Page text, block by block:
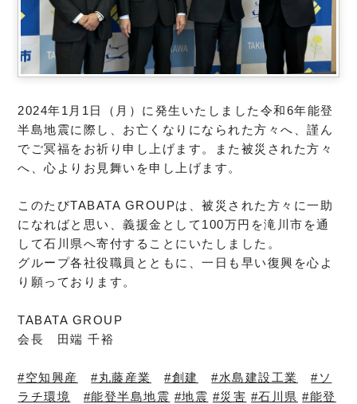
2024年1月1日（月）に発生いたしました令和6年能登
半島地震に際し、お亡くなりになられた方々へ、謹ん
でご冥福をお祈り申し上げます。また被災された方々
へ、心よりお見舞いを申し上げます。
このたびTABATA GROUPは、被災された方々に一助
になればと思い、義援金として100万円を滝川市を通
して石川県へ寄付することにいたしました。
グループ各社役職員とともに、一日も早い復興を心よ
り願っております。
TABATA GROUP
会長 田端 千裕
#空知興産 #丸藤産業 #創建 #水島建設工業
#ソ
ラチ環境
#能登半島地震 #地震 #災害 #石川県 #能登